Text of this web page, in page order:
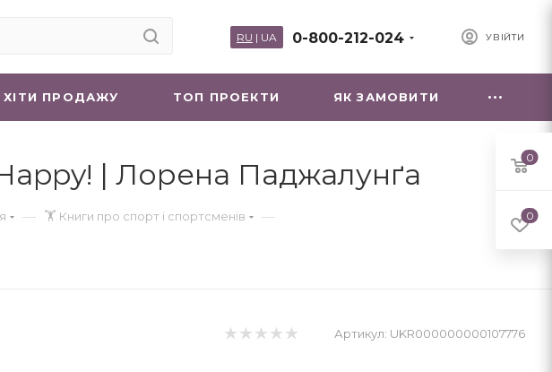
УВІЙТИ
0-800-212-024
RU | UA
ХIТИ ПРОДАЖУ ТОП ПРОЕКТИ ЯК ЗАМОВИТИ
| Лорена Паджалунґа
— 🏋 Книги про спорт і спортсменів —
Артикул: UKR000000000107776
0
0